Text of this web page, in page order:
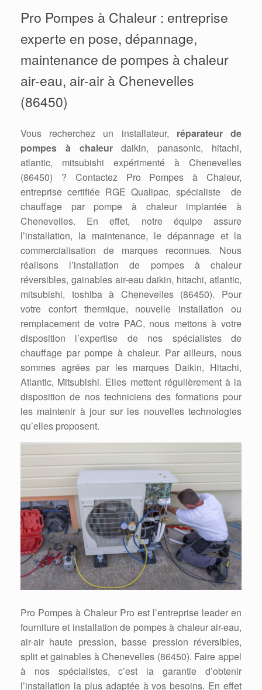
Pro Pompes à Chaleur : entreprise
experte en pose, dépannage,
maintenance de pompes à chaleur
air-eau, air-air à Chenevelles
(86450)
Vous recherchez un installateur, réparateur de
pompes à chaleurdaikin, panasonic, hitachi,
atlantic, mitsubishi expérimenté à Chenevelles
(86450) ? Contactez Pro Pompes à Chaleur,
entreprise certifiée RGE Qualipac, spécialiste de
chauffage par pompe à chaleur implantée à
Chenevelles. En effet, notre équipe assure
l’installation, la maintenance, le dépannage et la
commercialisation de marques reconnues. Nous
réalisons l’installation de pompes à chaleur
réversibles, gainables air-eau daikin, hitachi, atlantic,
mitsubishi, toshiba à Chenevelles (86450). Pour
votre confort thermique, nouvelle installation ou
remplacement de votre PAC, nous mettons à votre
disposition l’expertise de nos spécialistes de
chauffage par pompe à chaleur. Par ailleurs, nous
sommes agrées par les marques Daikin, Hitachi,
Atlantic, Mitsubishi. Elles mettent régulièrement à la
disposition de nos techniciens des formations pour
les maintenir à jour sur les nouvelles technologies
qu’elles proposent.
Pro Pompes à Chaleur Pro est l’entreprise leader en
fourniture et installation de pompes à chaleur air-eau,
air-air haute pression, basse pression réversibles,
split et gainables à Chenevelles (86450). Faire appel
à nos spécialistes, c’est la garantie d’obtenir
l’installation la plus adaptée à vos besoins. En effet